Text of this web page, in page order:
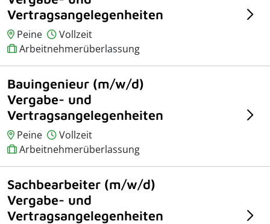
Vertragsangelegenheiten
Peine
Vollzeit
Arbeitnehmerüberlassung
Bauingenieur (m/w/d)
Vergabe- und
Vertragsangelegenheiten
Peine
Vollzeit
Arbeitnehmerüberlassung
Sachbearbeiter (m/w/d)
Vergabe- und
Vertragsangelegenheiten